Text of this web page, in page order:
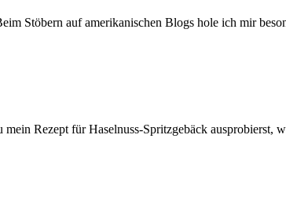
Stöbern auf amerikanischen Blogs hole ich mir
Rezept für Haselnuss-Spritzgebäck ausprobierst,